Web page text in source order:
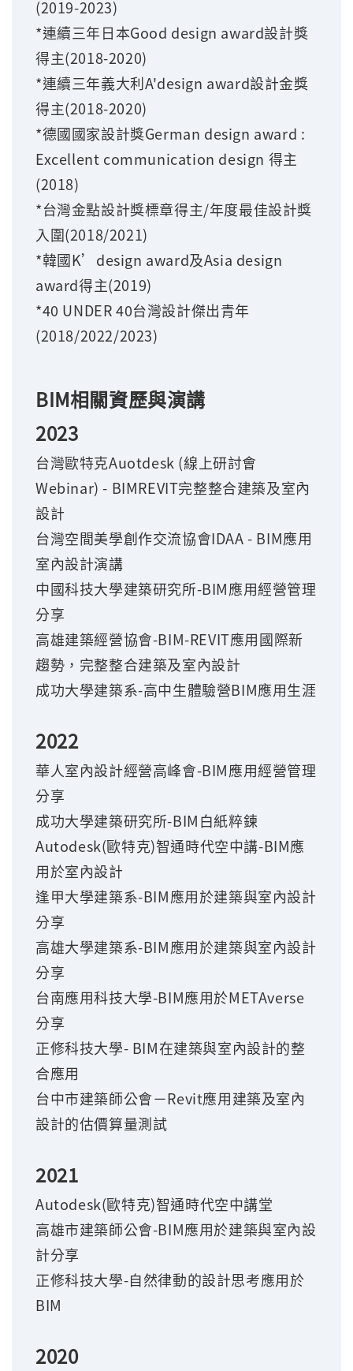
(2019-2023)
*連續三年日本Good design award設計獎
得主(2018-2020)
*連續三年義大利A'design award設計金獎
得主(2018-2020)
*德國國家設計獎German design award :
Excellent communication design 得主
(2018)
*台灣金點設計獎標章得主/年度最佳設計獎
入圍(2018/2021)
*韓國K’design award及Asia design
award得主(2019)
*40 UNDER 40台灣設計傑出青年
(2018/2022/2023)
BIM相關資歷與演講
2023
台灣歐特克Auotdesk (線上研討會
Webinar) - BIMREVIT完整整合建築及室內
設計
台灣空間美學創作交流協會IDAA - BIM應用
室內設計演講
中國科技大學建築研究所-BIM應用經營管理
分享
高雄建築經營協會-BIM-REVIT應用國際新
趨勢，完整整合建築及室內設計
成功大學建築系-高中生體驗營BIM應用生涯
2022
華人室內設計經營高峰會-BIM應用經營管理
分享
成功大學建築研究所-BIM白紙粹鍊
Autodesk(歐特克)智通時代空中講-BIM應
用於室內設計
逢甲大學建築系-BIM應用於建築與室內設計
分享
高雄大學建築系-BIM應用於建築與室內設計
分享
台南應用科技大學-BIM應用於METAverse
分享
正修科技大學- BIM在建築與室內設計的整
合應用
台中市建築師公會－Revit應用建築及室內
設計的估價算量測試
2021
Autodesk(歐特克)智通時代空中講堂
高雄市建築師公會-BIM應用於建築與室內設
計分享
正修科技大學-自然律動的設計思考應用於
BIM
2020